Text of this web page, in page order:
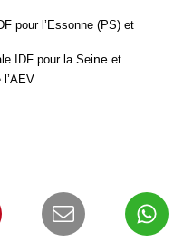
pour l’Essonne (PS) et
IDF pour la Seine et